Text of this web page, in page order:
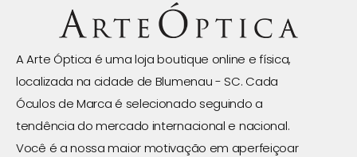
A Arte Óptica é uma loja boutique online e física,
localizada na cidade de Blumenau - SC. Cada
Óculos de Marca é selecionado seguindo a
tendência do mercado internacional e nacional.
Você é a nossa maior motivação em aperfeiçoar